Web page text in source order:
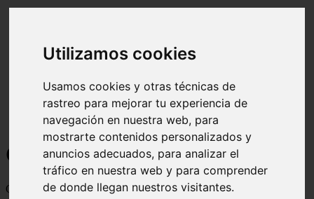
Utilizamos cookies
Usamos cookies y otras técnicas de
rastreo para mejorar tu experiencia de
navegación en nuestra web, para
mostrarte contenidos personalizados y
anuncios adecuados, para analizar el
tráfico en nuestra web y para comprender
de donde llegan nuestros visitantes.
Curiosidades y Sabias que
Cosas curiosas, curiosidades, noticias impactantes y mucho mas